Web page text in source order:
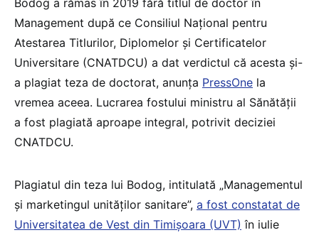
Bodog a rămas în 2019 fără titlul de doctor în
Management după ce Consiliul Național pentru
Atestarea Titlurilor, Diplomelor și Certificatelor
Universitare (CNATDCU) a dat verdictul că acesta și-
a plagiat teza de doctorat, anunța PressOne la
vremea aceea. Lucrarea fostului ministru al Sănătății
a fost plagiată aproape integral, potrivit deciziei
CNATDCU.
Plagiatul din teza lui Bodog, intitulată „Managementul
şi marketingul unităţilor sanitare”, a fost constatat de
Universitatea de Vest din Timișoara (UVT) în iulie